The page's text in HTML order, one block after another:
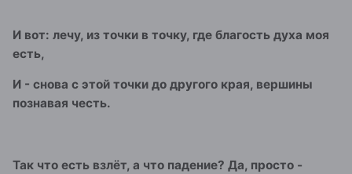
И вот: лечу, из точки в точку, где благость духа моя
есть,
И - снова с этой точки до другого края, вершины
познавая честь.
Так что есть взлёт, а что падение? Да, просто -